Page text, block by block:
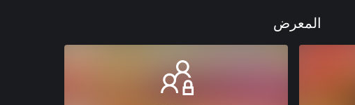
المعرض